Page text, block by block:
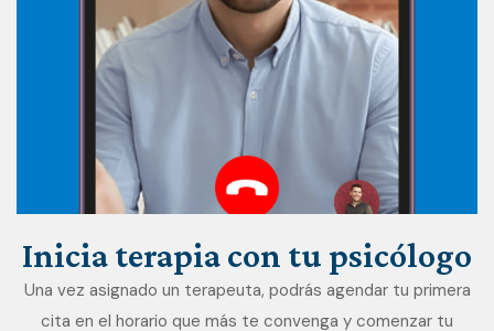
Iniciaterapiacon tu psicólogo
Una vez asignado un terapeuta, podrás agendar tu primera
cita en el horario que más te convenga y comenzar tu